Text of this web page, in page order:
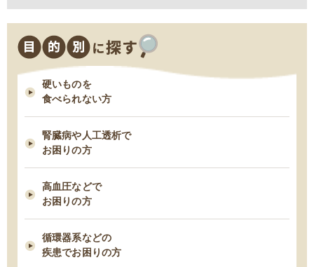
2025/11/18
11/18 臨時休業のお知らせ
減塩表示の落とし穴！その表示、本当に減塩？
2021/03/24
脂質制限中にお勧め！低脂肪・高タンパクな“魚”６つ
2021/03/03
早期の脂肪肝は改善できる！すぐ始めるべき５つの食事管理
2021/02/23
ー
硬いものを
食べられない方
腎臓病や人工透析で
お困りの方
高血圧などで
お困りの方
循環器系などの
疾患でお困りの方